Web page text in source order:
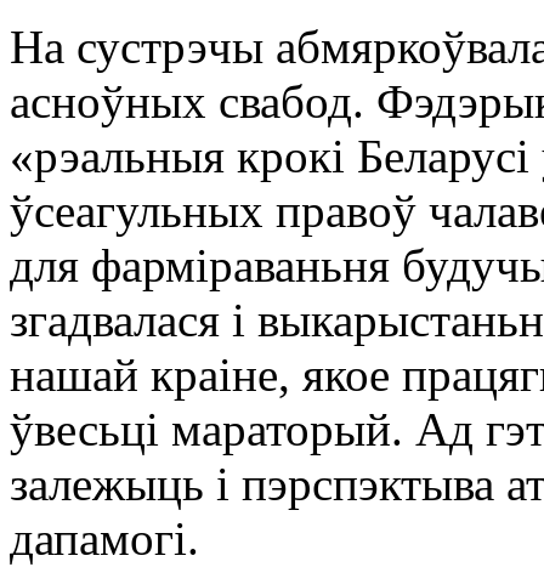
На сустрэчы
асноўных свабод.
«рэальныя крокі
ўсеагульных правоў
для фарміраваньня
згадвалася і
нашай краіне, якое
ўвесьці мараторый. Ад
залежыць і пэрспэктыва
дапамогі.